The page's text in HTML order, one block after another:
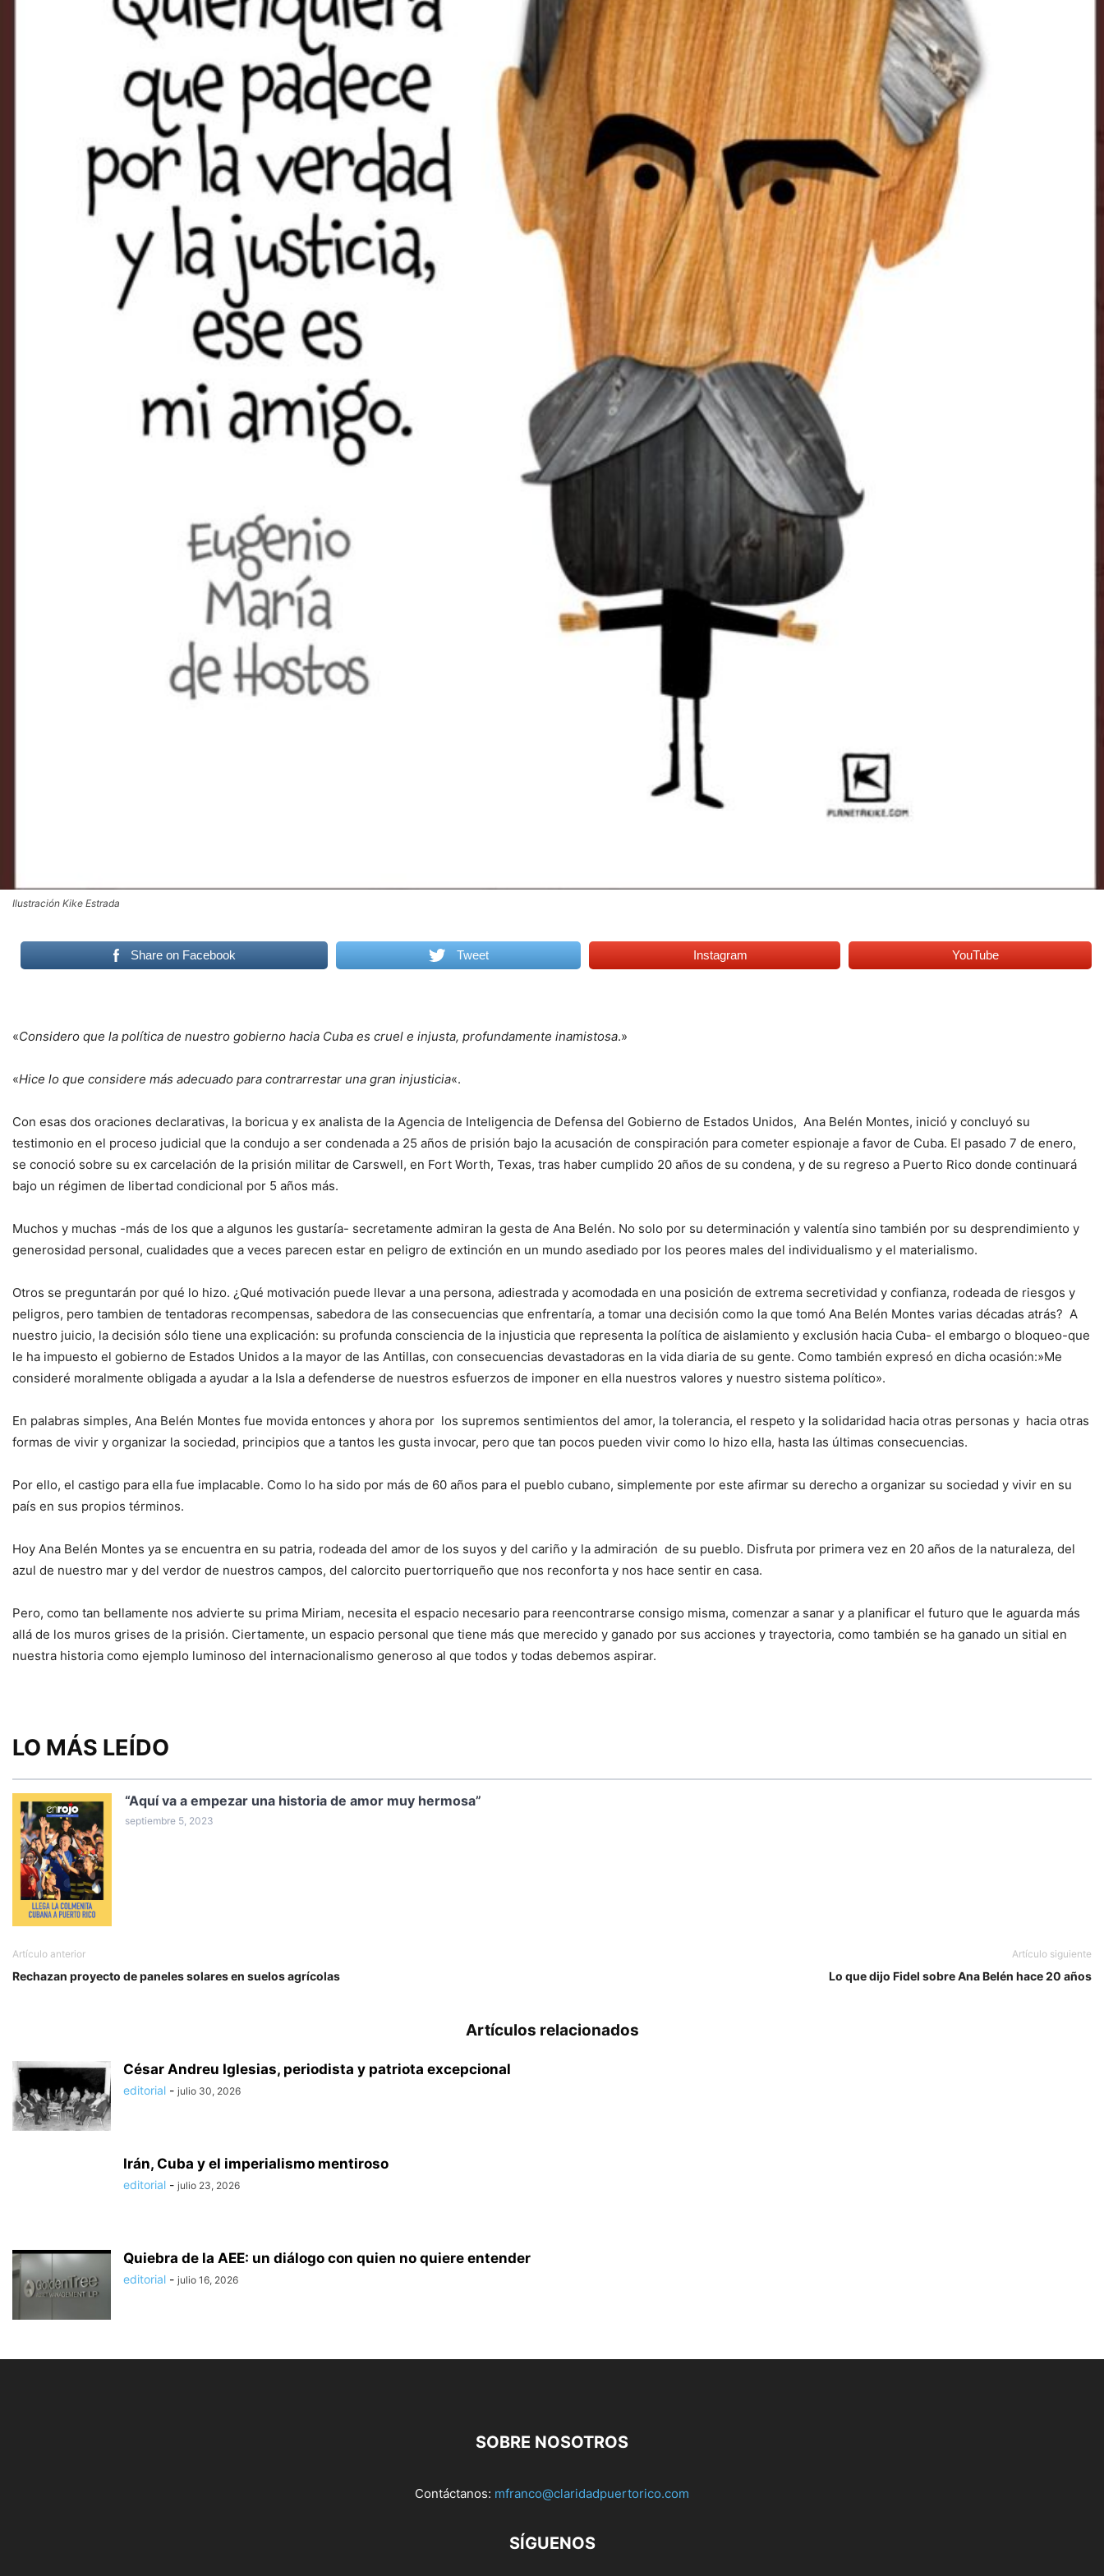
Ilustración Kike Estrada
Share on Facebook Tweet Instagram YouTube
«Considero que la política de nuestro gobierno hacia Cuba es cruel e injusta, profundamente inamistosa.»
«Hice lo que considere más adecuado para contrarrestar una gran injusticia«.
Con esas dos oraciones declarativas, la boricua y ex analista de la Agencia de Inteligencia de Defensa del Gobierno de Estados Unidos, Ana Belén Montes, inició y concluyó su
testimonio en el proceso judicial que la condujo a ser condenada a 25 años de prisión bajo la acusación de conspiración para cometer espionaje a favor de Cuba. El pasado 7 de enero,
se conoció sobre su ex carcelación de la prisión militar de Carswell, en Fort Worth, Texas, tras haber cumplido 20 años de su condena, y de su regreso a Puerto Rico donde continuará
bajo un régimen de libertad condicional por 5 años más.
Muchos y muchas -más de los que a algunos les gustaría- secretamente admiran la gesta de Ana Belén. No solo por su determinación y valentía sino también por su desprendimiento y
generosidad personal, cualidades que a veces parecen estar en peligro de extinción en un mundo asediado por los peores males del individualismo y el materialismo.
Otros se preguntarán por qué lo hizo. ¿Qué motivación puede llevar a una persona, adiestrada y acomodada en una posición de extrema secretividad y confianza, rodeada de riesgos y
peligros, pero tambien de tentadoras recompensas, sabedora de las consecuencias que enfrentaría, a tomar una decisión como la que tomó Ana Belén Montes varias décadas atrás? A
nuestro juicio, la decisión sólo tiene una explicación: su profunda consciencia de la injusticia que representa la política de aislamiento y exclusión hacia Cuba- el embargo o bloqueo-que
le ha impuesto el gobierno de Estados Unidos a la mayor de las Antillas, con consecuencias devastadoras en la vida diaria de su gente. Como también expresó en dicha ocasión:»Me
consideré moralmente obligada a ayudar a la Isla a defenderse de nuestros esfuerzos de imponer en ella nuestros valores y nuestro sistema político».
En palabras simples, Ana Belén Montes fue movida entonces y ahora por los supremos sentimientos del amor, la tolerancia, el respeto y la solidaridad hacia otras personas y hacia otras
formas de vivir y organizar la sociedad, principios que a tantos les gusta invocar, pero que tan pocos pueden vivir como lo hizo ella, hasta las últimas consecuencias.
Por ello, el castigo para ella fue implacable. Como lo ha sido por más de 60 años para el pueblo cubano, simplemente por este afirmar su derecho a organizar su sociedad y vivir en su
país en sus propios términos.
Hoy Ana Belén Montes ya se encuentra en su patria, rodeada del amor de los suyos y del cariño y la admiración de su pueblo. Disfruta por primera vez en 20 años de la naturaleza, del
azul de nuestro mar y del verdor de nuestros campos, del calorcito puertorriqueño que nos reconforta y nos hace sentir en casa.
Pero, como tan bellamente nos advierte su prima Miriam, necesita el espacio necesario para reencontrarse consigo misma, comenzar a sanar y a planificar el futuro que le aguarda más
allá de los muros grises de la prisión. Ciertamente, un espacio personal que tiene más que merecido y ganado por sus acciones y trayectoria, como también se ha ganado un sitial en
nuestra historia como ejemplo luminoso del internacionalismo generoso al que todos y todas debemos aspirar.
LO MÁS LEÍDO
“Aquí va a empezar una historia de amor muy hermosa”
septiembre 5, 2023
Artículo anterior
Rechazan proyecto de paneles solares en suelos agrícolas
Artículo siguiente
Lo que dijo Fidel sobre Ana Belén hace 20 años
Artículos relacionados
César Andreu Iglesias, periodista y patriota excepcional
editorial - julio 30, 2026
Irán, Cuba y el imperialismo mentiroso
editorial - julio 23, 2026
Quiebra de la AEE: un diálogo con quien no quiere entender
editorial - julio 16, 2026
SOBRE NOSOTROS
Contáctanos: mfranco@claridadpuertorico.com
SÍGUENOS